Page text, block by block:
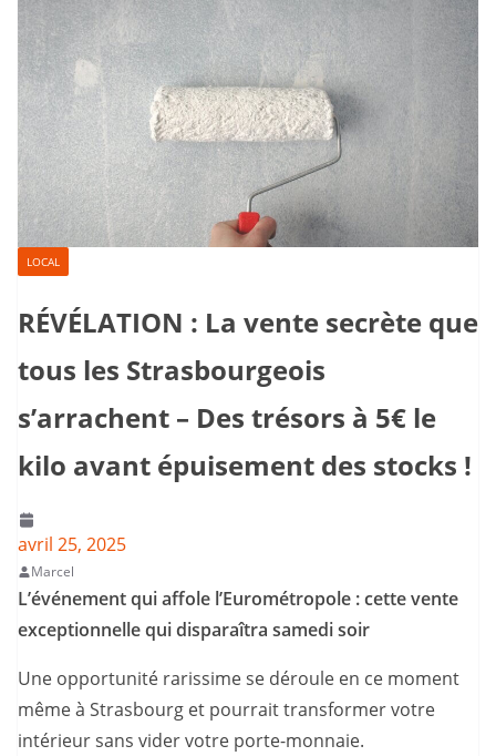
LOCAL
RÉVÉLATION : La vente secrète que
tous les Strasbourgeois
s’arrachent – Des trésors à 5€ le
kilo avant épuisement des stocks !
avril 25, 2025
Marcel
L’événement qui affole l’Eurométropole : cette vente
exceptionnelle qui disparaîtra samedi soir
Une opportunité rarissime se déroule en ce moment
même à Strasbourg et pourrait transformer votre
intérieur sans vider votre porte-monnaie.